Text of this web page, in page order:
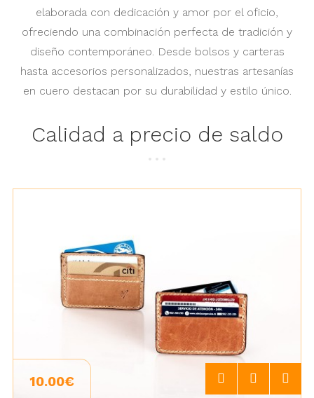
elaborada con dedicación y amor por el oficio,
ofreciendo una combinación perfecta de tradición y
diseño contemporáneo. Desde bolsos y carteras
hasta accesorios personalizados, nuestras artesanías
en cuero destacan por su durabilidad y estilo único.
Calidad a precio de saldo
10.00€